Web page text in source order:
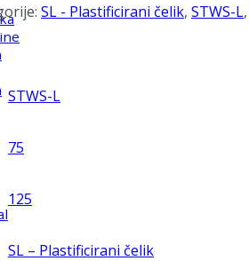
SL - Plastificirani čelik, STWS-L,
STWS-L
75
125
SL – Plastificirani čelik